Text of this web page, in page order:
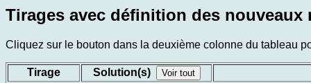
Tirages avec définition des
Cliquez sur le bouton dans la deuxième colonne du tableau
Tirage Solution(s) Voir tout